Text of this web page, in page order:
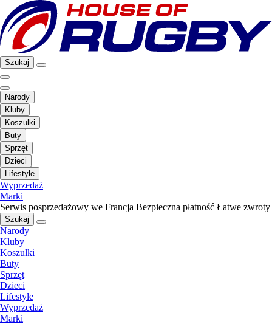
Szukaj
Narody
Kluby
Koszulki
Buty
Sprzęt
Dzieci
Lifestyle
Wyprzedaż
Marki
Serwis posprzedażowy we Francja Bezpieczna płatność Łatwe zwroty
Szukaj
Narody
Kluby
Koszulki
Buty
Sprzęt
Dzieci
Lifestyle
Wyprzedaż
Marki